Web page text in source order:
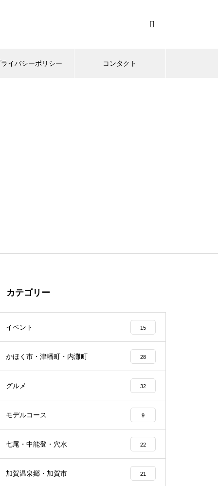
ライバシーポリシー コンタクト
カテゴリー
イベント 15
かほく市・津幡町・内灘町 28
グルメ 32
モデルコース 9
七尾・中能登・穴水 22
加賀温泉郷・加賀市 21